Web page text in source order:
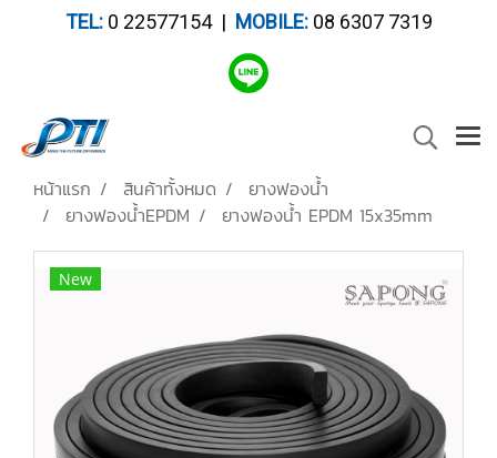
TEL:0 22577154 | MOBILE: 08 6307 7319
หน้าแรก สินค้าทั้งหมด
ยางฟองน้ำ
ยางฟองน้ำEPDM
ยางฟองน้ำ EPDM 15x35mm
New